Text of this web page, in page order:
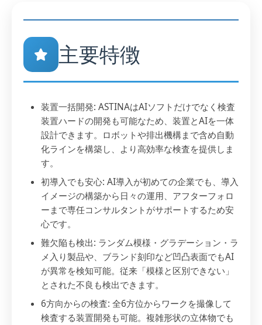
主要特徴
装置一括開発: ASTINAはAIソフトだけでなく検査
装置ハードの開発も可能なため、装置とAIを一体
設計できます。ロボットや排出機構まで含め自動
化ラインを構築し、より高効率な検査を提供しま
す。
初導入でも安心: AI導入が初めての企業でも、導入
イメージの構築から日々の運用、アフターフォロ
ーまで専任コンサルタントがサポートするため安
心です。
難欠陥も検出: ランダム模様・グラデーション・ラ
メ入り製品や、ブランド刻印など凹凸表面でもAI
が異常を検知可能。従来「模様と区別できない」
とされた不良も検出できます。
6方向からの検査: 全6方位からワークを撮像して
検査する装置開発も可能。複雑形状の立体物でも